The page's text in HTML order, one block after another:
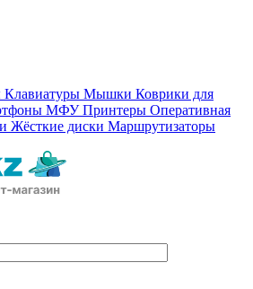
Клавиатуры Мышки Коврики для
МФУ Принтеры Оперативная
Жёсткие диски Маршрутизаторы